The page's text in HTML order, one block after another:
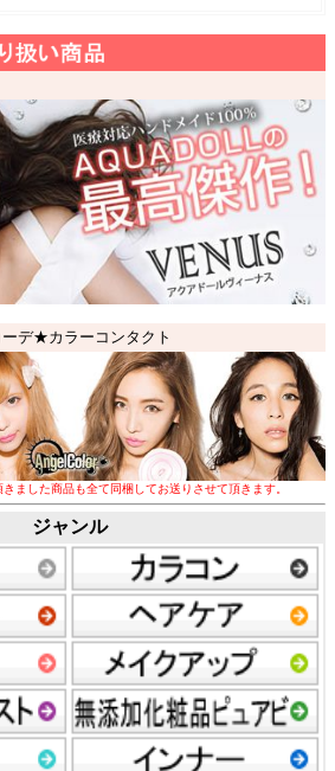
デ★カラーコンタクト
きました商品も全て同梱してお送りさせて頂きます
ジャンル